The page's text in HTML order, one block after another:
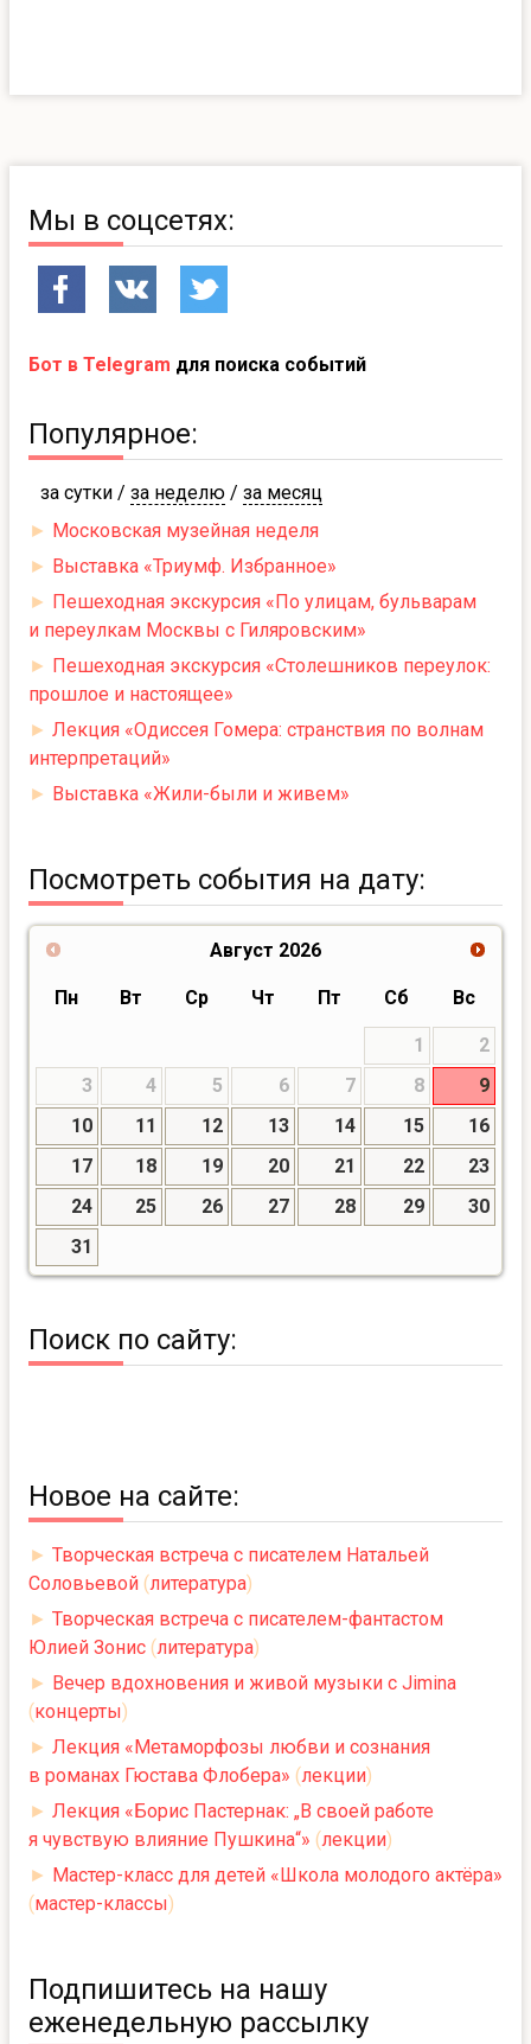
Мы в соцсетях:
Бот в Telegram для поиска событий
Популярное:
за сутки / за неделю / за месяц
► Московская музейная неделя
► Выставка «Триумф. Избранное»
► Пешеходная экскурсия «По улицам, бульварам
и переулкам Москвы с Гиляровским»
► Пешеходная экскурсия «Столешников переулок:
прошлое и настоящее»
► Лекция «Одиссея Гомера: странствия по волнам
интерпретаций»
► Выставка «Жили-были и живем»
Посмотреть события на дату:
Август 2026
Пн Вт Ср Чт Пт Сб Вс
1
2
3
4 5 6 7 8
9
10
11 12 13 14 15
16
17
18 19 20 21 22
23
24
25 26 27 28 29
30
31
Поиск по сайту:
Новое на сайте:
► Творческая встреча с писателем Натальей
Соловьевой (литература)
► Творческая встреча с писателем-фантастом
Юлией Зонис (литература)
► Вечер вдохновения и живой музыки с Jimina
(концерты)
► Лекция «Метаморфозы любви и сознания
в романах Гюстава Флобера» (лекции)
► Лекция «Борис Пастернак: „В своей работе
я чувствую влияние Пушкина“» (лекции)
► Мастер-класс для детей «Школа молодого актёра»
(мастер-классы)
Подпишитесь на нашу
еженедельную рассылку